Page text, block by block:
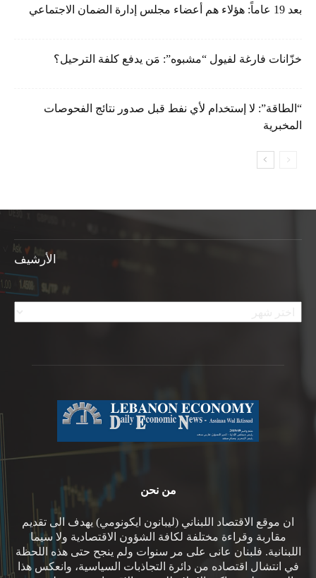
بعد 19 عاماً: هؤلاء هم أعضاء مجلس إدارة الضمان الاجتماعي
خزّانات فارغة لفيول “مشبوه”: مَن يدفع كلفة الترحيل؟
“الطاقة”: لا إستخدام لأي نفط قبل صدور نتائج الفحوصات
المخبرية
الأرشيف
الأرشيف
من نحن
ان موقع الاقتصاد اللبناني (ليبانون ايكونومي) يهدف الى تقديم
مقاربة وقراءة مختلفة لكافة الشؤون الاقتصادية ولا سيما
اللبنانية. فلبنان عانى على مر سنوات ولم ينجح حتى هذه اللحظة
في انتشال اقتصاده من دائرة التجاذبات السياسية، وانعكس هذا